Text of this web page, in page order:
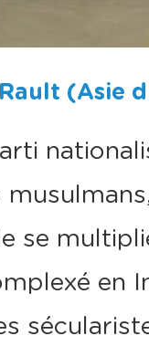
(Asie
se
en